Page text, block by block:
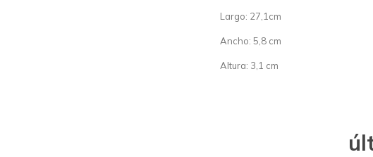
Largo: 27,1cm
Ancho: 5,8 cm
Altura: 3,1 cm